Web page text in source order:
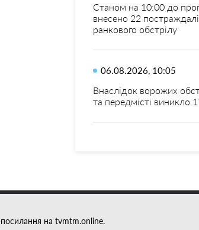
Станом на 10:00 до
внесено 22
ранкового обстрілу
06.08.2026, 10:05
Внаслідок ворожих
та передмісті виникло
на tvmtm.online.